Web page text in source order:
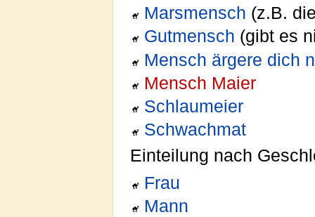
Marsmensch (z.B.
Gutmensch (gibt es
Mensch ärgere dich
Mensch Maier
Schlaumeier
Schwachmat
Einteilung nach
Frau
Mann